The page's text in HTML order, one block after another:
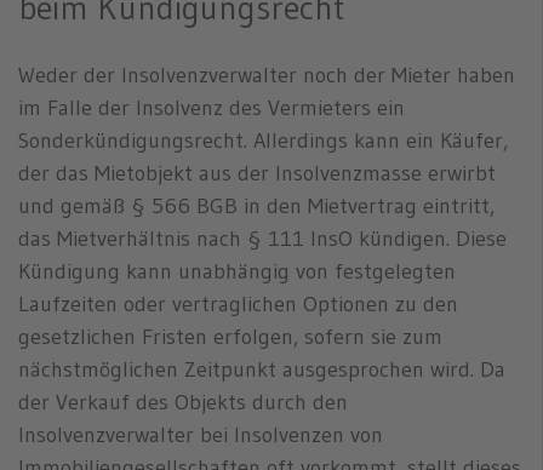
Weder der Insolvenzverwalter noch der Mieter haben
im Falle der Insolvenz des Vermieters ein
Sonderkündigungsrecht. Allerdings kann ein Käufer,
der das Mietobjekt aus der Insolvenzmasse erwirbt
und gemäß § 566 BGB in den Mietvertrag eintritt,
das Mietverhältnis nach § 111 InsO kündigen. Diese
Kündigung kann unabhängig von festgelegten
Laufzeiten oder vertraglichen Optionen zu den
gesetzlichen Fristen erfolgen, sofern sie zum
nächstmöglichen Zeitpunkt ausgesprochen wird. Da
der Verkauf des Objekts durch den
Insolvenzverwalter bei Insolvenzen von